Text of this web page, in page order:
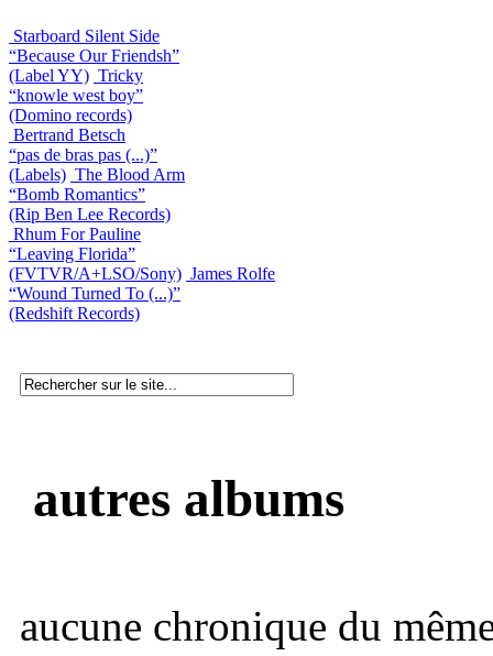
Starboard Silent Side
“Because Our Friendsh”
(Label YY) Tricky
“knowle west boy”
(Domino records)
Bertrand Betsch
“pas de bras pas (...)”
(Labels) The Blood Arm
“Bomb Romantics”
(Rip Ben Lee Records)
Rhum For Pauline
“Leaving Florida”
(FVTVR/A+LSO/Sony) James Rolfe
“Wound Turned To (...)”
(Redshift Records)
autres albums
aucune chronique du